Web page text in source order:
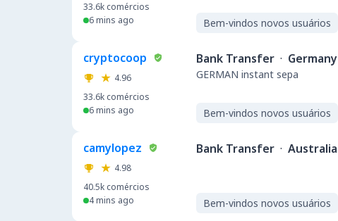
33.6k comércios
6 mins ago
Bem-vindos novos usuários
cryptocoop
4.96
33.6k comércios
6 mins ago
Bank Transfer · Germany
GERMAN instant sepa
Bem-vindos novos usuários
camylopez
4.98
40.5k comércios
4 mins ago
Bank Transfer · Australia
Bem-vindos novos usuários